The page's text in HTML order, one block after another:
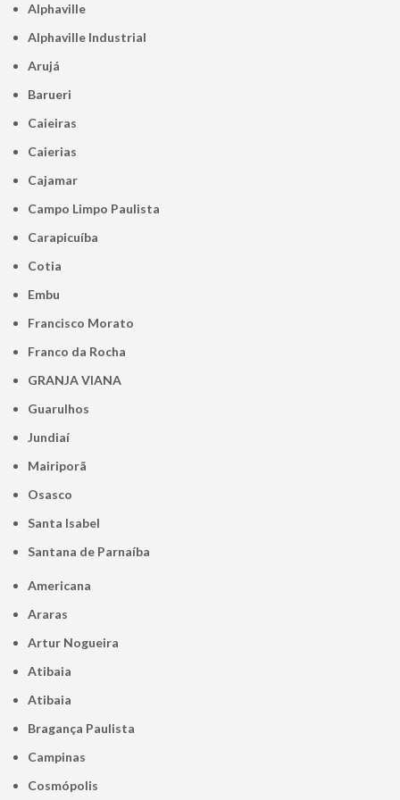
Alphaville
Alphaville Industrial
Arujá
Barueri
Caieiras
Caierias
Cajamar
Campo Limpo Paulista
Carapicuíba
Cotia
Embu
Francisco Morato
Franco da Rocha
GRANJA VIANA
Guarulhos
Jundiaí
Mairiporã
Osasco
Santa Isabel
Santana de Parnaíba
Americana
Araras
Artur Nogueira
Atibaia
Atibaia
Bragança Paulista
Campinas
Cosmópolis